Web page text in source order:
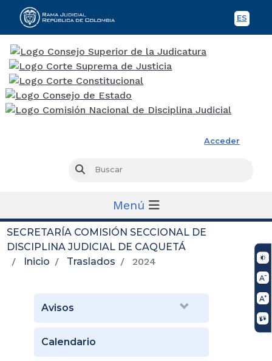
ES
Acceder
Buscar
Menú
SECRETARÍA COMISIÓN SECCIONAL DE
DISCIPLINA JUDICIAL DE CAQUETÁ
Inicio
Traslados 2024
Avisos
Calendario